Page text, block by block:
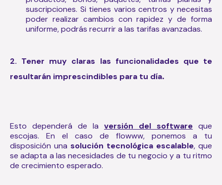
suscripciones. Si tienes varios centros y necesitas
poder realizar cambios con rapidez y de forma
uniforme, podrás recurrir a las tarifas avanzadas.
2. Tener muy claras las funcionalidades que te
resultarán imprescindibles para tu día.
Esto dependerá de la versión del software que
escojas. En el caso de flowww, ponemos a tu
disposición una solución tecnológica escalable, que
se adapta a las necesidades de tu negocio y a tu ritmo
de crecimiento esperado.